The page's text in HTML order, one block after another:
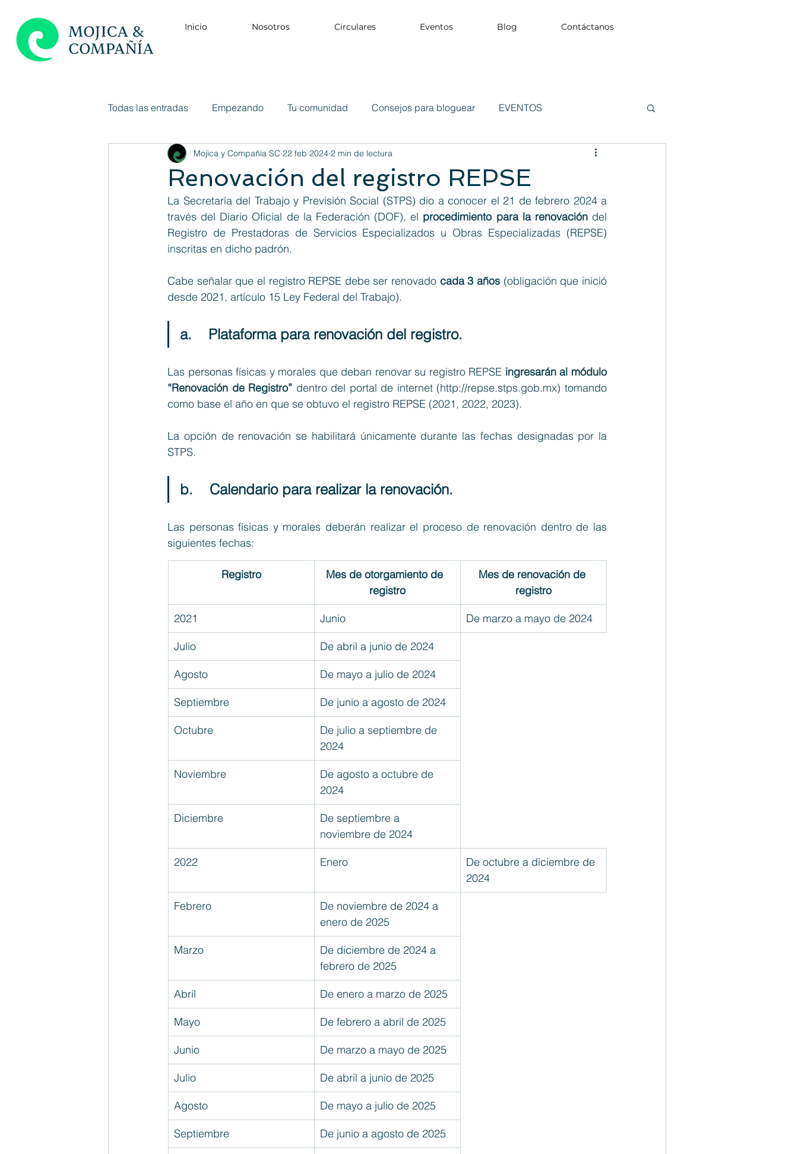
Inicio Nosotros Circulares Eventos Blog Contáctanos
Todas las entradas Empezando Tu comunidad Consejos para bloguear EVENTOS
Renovación del registro REPSE
Mojica y Compañía SC 22 feb 2024 2 min de lectura
La Secretaría del Trabajo y Previsión Social (STPS) dio a conocer el 21 de febrero 2024 a
través del Diario Oficial de la Federación (DOF), el procedimiento para la renovación del
Registro de Prestadoras de Servicios Especializados u Obras Especializadas (REPSE)
inscritas en dicho padrón.
Cabe señalar que el registro REPSE debe ser renovado cada 3 años (obligación que inició
desde 2021, artículo 15 Ley Federal del Trabajo).
a.    Plataforma para renovación del registro.
Las personas físicas y morales que deban renovar su registro REPSE
“Renovación de Registro” dentro del portal de internet (http://repse.stps.gob.mx) tomando
como base el año en que se obtuvo el registro REPSE (2021, 2022, 2023).
La opción de renovación se habilitará únicamente durante las fechas designadas por la
STPS.
b.    Calendario para realizar la renovación.
Las personas físicas y morales deberán realizar el proceso de renovación dentro de las
siguientes fechas:
Registro Mes de otorgamiento de
registro
Mes de renovación de
registro
2021 Junio De marzo a mayo de 2024
Julio De abril a junio de 2024
Agosto De mayo a julio de 2024
Septiembre De junio a agosto de 2024
Octubre
De julio a septiembre de
2024
Noviembre
De agosto a octubre de
2024
Diciembre
De septiembre a
noviembre de 2024
2022 Enero
De octubre a diciembre de
2024
Febrero
De noviembre de 2024 a
enero de 2025
Marzo
De diciembre de 2024 a
febrero de 2025
Abril De enero a marzo de 2025
Mayo De febrero a abril de 2025
Junio De marzo a mayo de 2025
Julio De abril a junio de 2025
Agosto De mayo a julio de 2025
Septiembre De junio a agosto de 2025